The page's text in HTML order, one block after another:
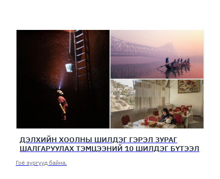
ДЭЛХИЙН ХООЛНЫ ШИЛДЭГ ГЭРЭЛ ЗУРАГ
ШАЛГАРУУЛАХ ТЭМЦЭЭНИЙ 10 ШИЛДЭГ БҮТЭЭЛ
Гоё зургууд байна.